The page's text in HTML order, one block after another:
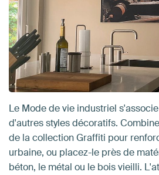
Le Mode de vie industriel
d'autres styles décoratifs.
de la collection Graffiti pour
urbaine, ou placez-le près de
béton, le métal ou le bois vieilli.